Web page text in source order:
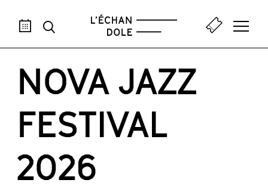
NOV DÉC JAN MAR
NOVA JAZZ
FESTIVAL
2026